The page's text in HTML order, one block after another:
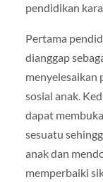
pendidikan
Pertama
dianggap
menyelesaikan
sosial anak.
dapat
sesuatu
anak dan
memperbaiki